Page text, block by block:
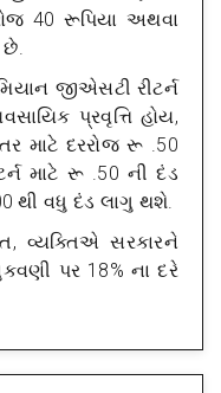
40 રૂપિયા અથવા
છે.
જીએસટી રીટર્ન
પ્રવૃત્તિ હોય,
માટે દરરોજ રૂ .50
માટે રૂ .50 ની દંડ
થી વધુ દંડ લાગુ થશે.
વ્યક્તિએ સરકારને
પર 18% ના દરે